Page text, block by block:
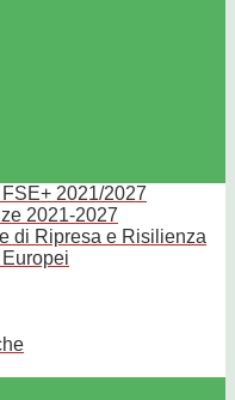
2021/2027
2021-2027
di Ripresa e Risilienza